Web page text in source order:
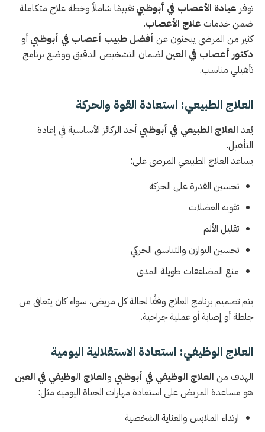
توفر عيادة الأعصاب في أبوظبي تقييمًا شاملاً وخطة علاج متكاملة
ضمن خدمات علاج الأعصاب.
كثير من المرضى يبحثون عن أفضل طبيب أعصاب في أبوظبي أو
دكتور أعصاب في العين لضمان التشخيص الدقيق ووضع برنامج
تأهيلي مناسب.
العلاج الطبيعي: استعادة القوة والحركة
يُعد العلاج الطبيعي في أبوظبي أحد الركائز الأساسية في إعادة
التأهيل.
يساعد العلاج الطبيعي المرضى على:
تحسين القدرة على الحركة
تقوية العضلات
تقليل الألم
تحسين التوازن والتناسق الحركي
منع المضاعفات طويلة المدى
يتم تصميم برنامج العلاج وفقًا لحالة كل مريض، سواء كان يتعافى من
جلطة أو إصابة أو عملية جراحية.
العلاج الوظيفي: استعادة الاستقلالية اليومية
الهدف من العلاج الوظيفي في أبوظبي والعلاج الوظيفي في العين
هو مساعدة المريض على استعادة مهارات الحياة اليومية مثل:
ارتداء الملابس والعناية الشخصية